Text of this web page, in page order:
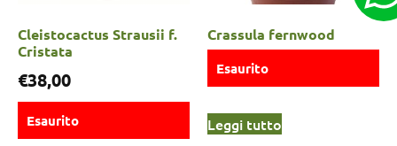
Cleistocactus Strausii f.
Cristata
€38,00
Esaurito
Crassula fernwood
Esaurito
Leggi tutto